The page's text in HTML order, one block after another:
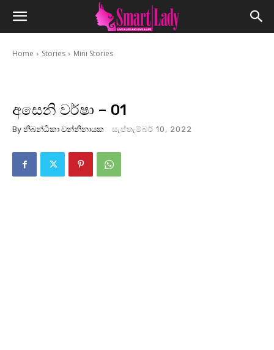
Home Stories Mini Stories
අසෙනි වර්ෂා – 01
By නිබන්ධිකා වන්නිනායක සැප්තැම්බර් 10, 2022